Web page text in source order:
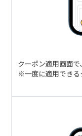
クーポン適用画面
※一度に適用できる